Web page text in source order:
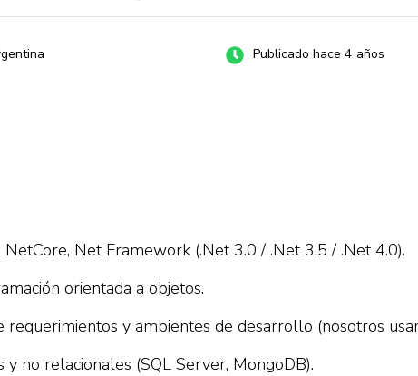
Publicado hace 4 años
Net Framework (.Net 3.0 / .Net 3.5 / .Net 4.0).
orientada a objetos.
y ambientes de desarrollo (nosotros
no relacionales (SQL Server, MongoDB).